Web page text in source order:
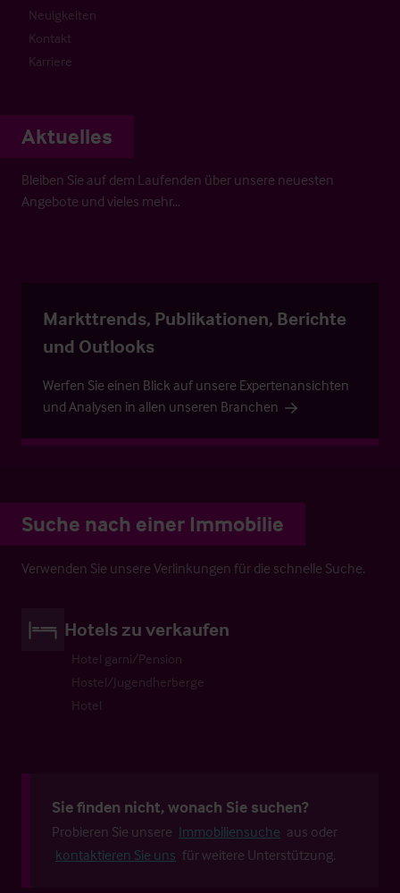
Neuigkeiten
Kontakt
Karriere
Aktuelles
Bleiben Sie auf dem Laufenden über unsere neuesten
Angebote und vieles mehr…
Markttrends, Publikationen, Berichte
und Outlooks
Werfen Sie einen Blick auf unsere Expertenansichten
und Analysen in allen unseren Branchen
Suche nach einer Immobilie
Verwenden Sie unsere Verlinkungen für die schnelle Suche.
Hotels zu verkaufen
Hotel garni/Pension
Hostel/Jugendherberge
Hotel
Sie finden nicht, wonach Sie suchen?
Probieren Sie unsere Immobiliensuche aus oder
kontaktieren Sie uns für weitere Unterstützung.